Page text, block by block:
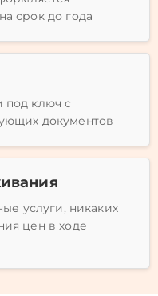
срок до года
под ключ с
документов
услуги, никаких
цен в ходе